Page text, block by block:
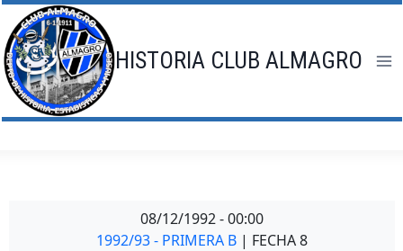
Saltar
al
contenido
HISTORIA CLUB ALMAGRO
08/12/1992 - 00:00
1992/93 - PRIMERA B | FECHA 8